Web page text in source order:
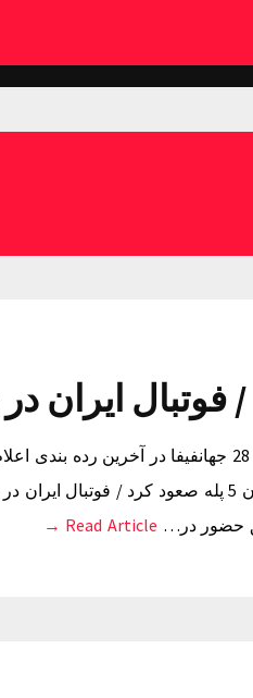
ایران 5 پله صعود کرد / فوتبال ایران در رتبه 28
حضور در… Read Article →